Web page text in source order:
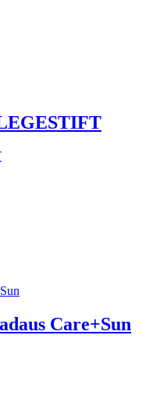
Care+Sun